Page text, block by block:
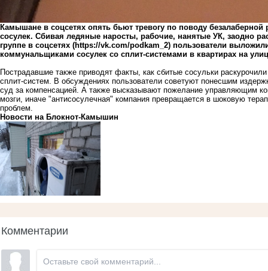
Камышане в соцсетях опять бьют тревогу по поводу
сосулек. Сбивая ледяные наросты, рабочие, нанятые УК, заодно
группе в соцсетях (https://vk.com/podkam_2) пользователи
коммунальщиками сосулек со сплит-системами в квартирах на
Пострадавшие также приводят факты, как сбитые сосульки
сплит-систем. В обсуждениях пользователи советуют понесшим
суд за компенсацией. А также высказывают пожелание управляющим
мозги, иначе "антисосулечная" компания превращается в шоковую
проблем.
Новости на Блoкнoт-Камышин
Комментарии